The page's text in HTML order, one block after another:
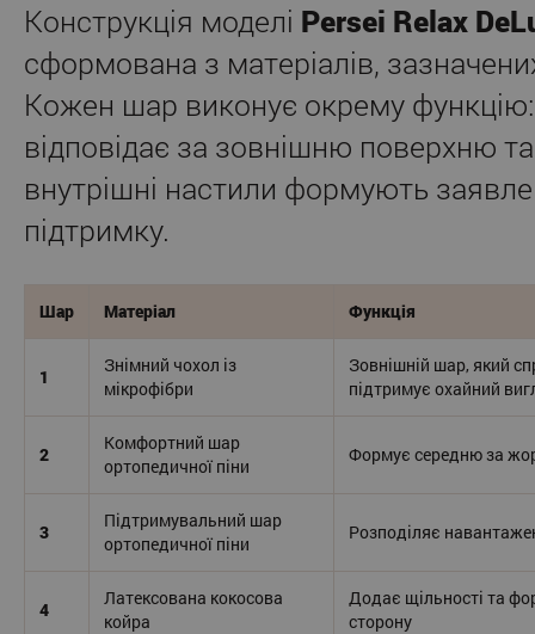
Конструкція моделі Persei Relax
сформована з матеріалів,
Кожен шар виконує окрему
відповідає за зовнішню поверхню
внутрішні настили формують
підтримку.
Шар Матеріал Функція
1
Знімний чохол із
мікрофібри
Зовнішній шар, який
підтримує охайний
2
Комфортний шар
ортопедичної піни
Формує середню за
3
Підтримувальний шар
ортопедичної піни
Розподіляє
4
Латексована кокосова
койра
Додає щільності та
сторону